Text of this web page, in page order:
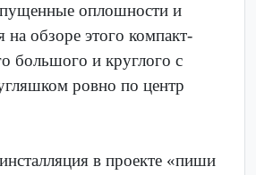
оплошности и
на обзоре этого компакт-
большого и круглого с
ровно по центр
в проекте «пиши